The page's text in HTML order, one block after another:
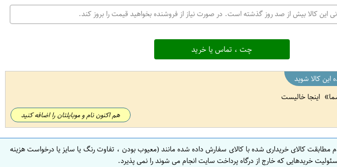
این کالا بیش از صد روز گذشته است. در صورت نیاز از فروشنده بخواهید قیمت را بروز کند.
چت ، تماس یا خرید
کالا شوید
اینجا خالیست
هم اکنون نام و موبایلتان را اضافه کنید
کالای خریداری شده با کالای سفارش داده شده مانند (معیوب بودن ، تفاوت رنگ یا سایز یا درخواست هزینه
خریدهایی که خارج از درگاه پرداخت سایت انجام می شوند را نمی پذیرد.